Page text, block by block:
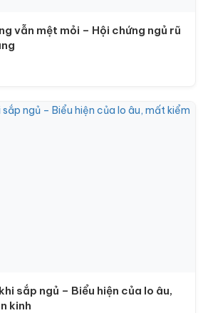
vẫn mệt mỏi – Hội chứng ngủ rũ
sắp ngủ – Biểu hiện của lo âu,
kinh